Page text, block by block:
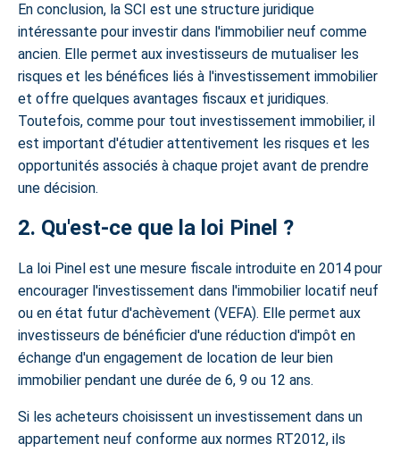
En conclusion, la SCI est une structure juridique
intéressante pour investir dans l'immobilier neuf comme
ancien. Elle permet aux investisseurs de mutualiser les
risques et les bénéfices liés à l'investissement immobilier
et offre quelques avantages fiscaux et juridiques.
Toutefois, comme pour tout investissement immobilier, il
est important d'étudier attentivement les risques et les
opportunités associés à chaque projet avant de prendre
une décision.
2. Qu'est-ce que la loi Pinel ?
La loi Pinel est une mesure fiscale introduite en 2014 pour
encourager l'investissement dans l'immobilier locatif neuf
ou en état futur d'achèvement (VEFA). Elle permet aux
investisseurs de bénéficier d'une réduction d'impôt en
échange d'un engagement de location de leur bien
immobilier pendant une durée de 6, 9 ou 12 ans.
Si les acheteurs choisissent un investissement dans un
appartement neuf conforme aux normes RT2012, ils